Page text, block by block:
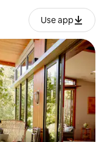
Use app